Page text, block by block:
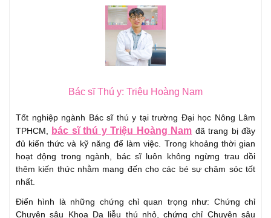
Bác sĩ Thú y: Triệu Hoàng Nam
Tốt nghiệp ngành Bác sĩ thú y tại trường Đại học Nông Lâm
TPHCM,
bác sĩ thú y Triệu Hoàng Nam đã trang bị đầy
đủ kiến thức và kỹ năng để làm việc. Trong khoảng thời gian
hoạt động trong ngành, bác sĩ luôn không ngừng trau dồi
thêm kiến thức nhằm mang đến cho các bé sự chăm sóc tốt
nhất.
Điển hình là những chứng chỉ quan trọng như: Chứng chỉ
Chuyên sâu Khoa Da liễu thú nhỏ, chứng chỉ Chuyên sâu